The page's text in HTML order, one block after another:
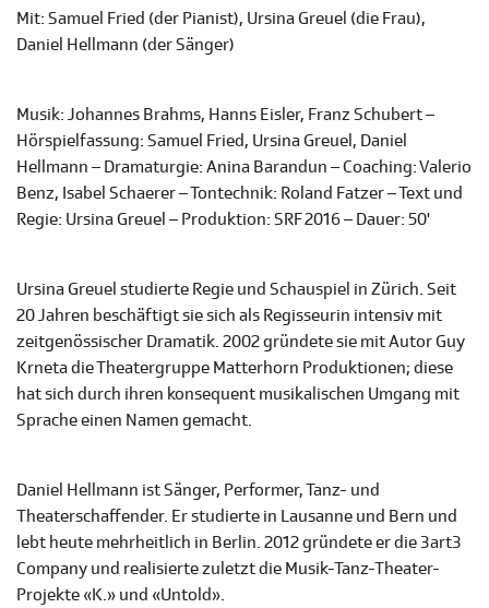
Mit: Samuel Fried (der Pianist), Ursina Greuel (die Frau),
Daniel Hellmann (der Sänger)
Musik: Johannes Brahms, Hanns Eisler, Franz Schubert –
Hörspielfassung: Samuel Fried, Ursina Greuel, Daniel
Hellmann – Dramaturgie: Anina Barandun – Coaching: Valerio
Benz, Isabel Schaerer – Tontechnik: Roland Fatzer – Text und
Regie: Ursina Greuel – Produktion: SRF 2016 – Dauer: 50'
Ursina Greuel studierte Regie und Schauspiel in Zürich. Seit
20 Jahren beschäftigt sie sich als Regisseurin intensiv mit
zeitgenössischer Dramatik. 2002 gründete sie mit Autor Guy
Krneta die Theatergruppe Matterhorn Produktionen; diese
hat sich durch ihren konsequent musikalischen Umgang mit
Sprache einen Namen gemacht.
Daniel Hellmann ist Sänger, Performer, Tanz- und
Theaterschaffender. Er studierte in Lausanne und Bern und
lebt heute mehrheitlich in Berlin. 2012 gründete er die 3art3
Company und realisierte zuletzt die Musik-Tanz-Theater-
Projekte «K.» und «Untold».